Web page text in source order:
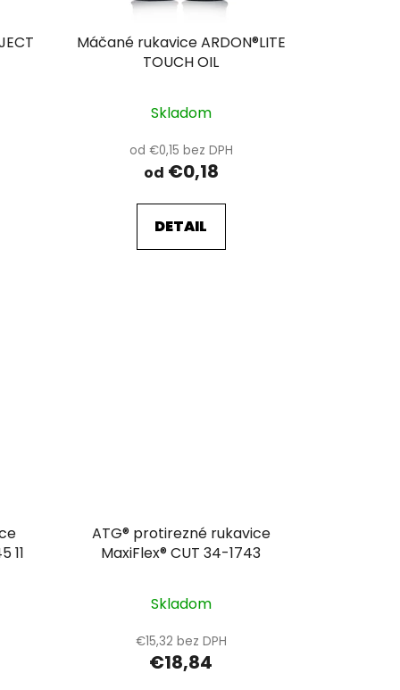
Máčané rukavice ARDON®LITE
TOUCH OIL
Skladom
od €0,15 bez DPH
od €0,18
DETAIL
11
ATG® protirezné rukavice
MaxiFlex® CUT 34-1743
Skladom
€15,32 bez DPH
€18,84